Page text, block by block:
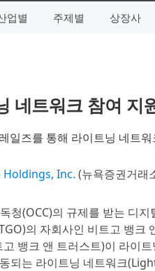
업별 주제별 상장사
네트워크 참여 지
일즈를 통해 라이트닝 네트
Holdings, Inc. (뉴욕증권거래
청(OCC)의 규제를 받는 디
의 자회사인 비트고 뱅
뱅크 앤 트러스트)이 라이
되는 라이트닝 네트워크